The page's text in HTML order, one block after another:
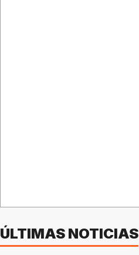
ÚLTIMAS NOTICIAS